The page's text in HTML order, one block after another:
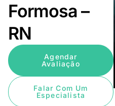
Formosa –
RN
Agendar
Avaliação
Falar Com Um
Especialista